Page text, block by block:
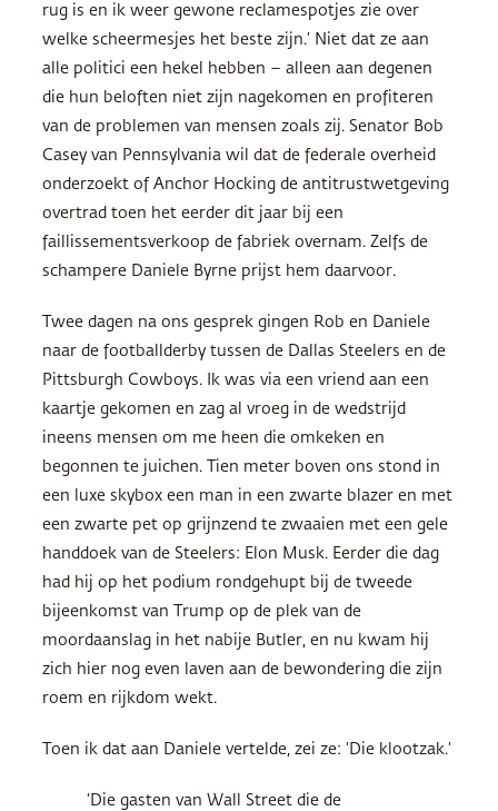
rug is en ik weer gewone reclamespotjes zie over
welke scheermesjes het beste zijn.’ Niet dat ze aan
alle politici een hekel hebben – alleen aan degenen
die hun beloften niet zijn nagekomen en profiteren
van de problemen van mensen zoals zij. Senator Bob
Casey van Pennsylvania wil dat de federale overheid
onderzoekt of Anchor Hocking de antitrustwetgeving
overtrad toen het eerder dit jaar bij een
faillissementsverkoop de fabriek overnam. Zelfs de
schampere Daniele Byrne prijst hem daarvoor.
Twee dagen na ons gesprek gingen Rob en Daniele
naar de footballderby tussen de Dallas Steelers en de
Pittsburgh Cowboys. Ik was via een vriend aan een
kaartje gekomen en zag al vroeg in de wedstrijd
ineens mensen om me heen die omkeken en
begonnen te juichen. Tien meter boven ons stond in
een luxe skybox een man in een zwarte blazer en met
een zwarte pet op grijnzend te zwaaien met een gele
handdoek van de Steelers: Elon Musk. Eerder die dag
had hij op het podium rondgehupt bij de tweede
bijeenkomst van Trump op de plek van de
moordaanslag in het nabije Butler, en nu kwam hij
zich hier nog even laven aan de bewondering die zijn
roem en rijkdom wekt.
Toen ik dat aan Daniele vertelde, zei ze: ‘Die klootzak.’
‘Die gasten van Wall Street die de